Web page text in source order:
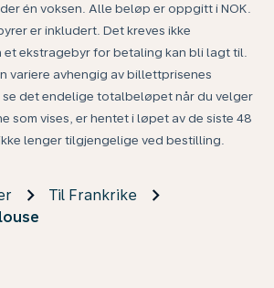
én voksen. Alle beløp er oppgitt i NOK.
er inkludert. Det kreves ikke
ekstragebyr for betaling kan bli lagt til.
variere avhengig av billettprisenes
det endelige totalbeløpet når du velger
som vises, er hentet i løpet av de siste 48
lenger tilgjengelige ved bestilling.
Til Frankrike